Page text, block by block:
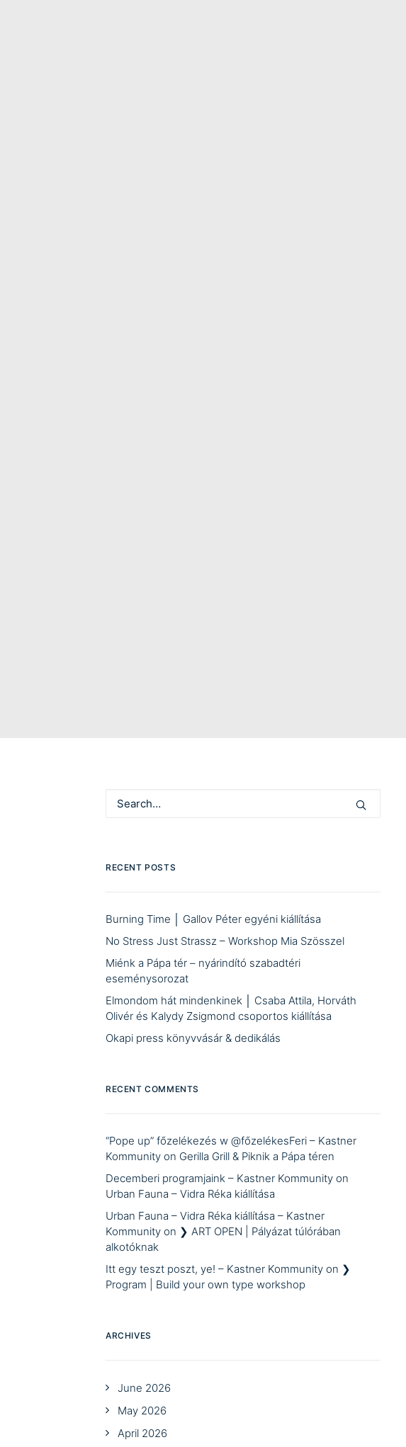
RECENT POSTS
Burning Time │ Gallov Péter egyéni kiállítása
No Stress Just Strassz – Workshop Mia Szösszel
Miénk a Pápa tér – nyárindító szabadtéri
eseménysorozat
Elmondom hát mindenkinek │ Csaba Attila, Horváth
Olivér és Kalydy Zsigmond csoportos kiállítása
Okapi press könyvvásár & dedikálás
RECENT COMMENTS
“Pope up” főzelékezés w @főzelékesFeri – Kastner
Kommunity on Gerilla Grill & Piknik a Pápa téren
Decemberi programjaink – Kastner Kommunity on
Urban Fauna – Vidra Réka kiállítása
Urban Fauna – Vidra Réka kiállítása – Kastner
Kommunity on ❯ ART OPEN | Pályázat túlórában
alkotóknak
Itt egy teszt poszt, ye! – Kastner Kommunity on ❯
Program | Build your own type workshop
ARCHIVES
June 2026
May 2026
April 2026